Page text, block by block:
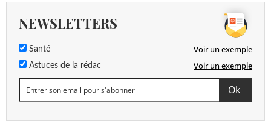
NEWSLETTERS
Santé Voir un exemple
Astuces de la rédac Voir un exemple